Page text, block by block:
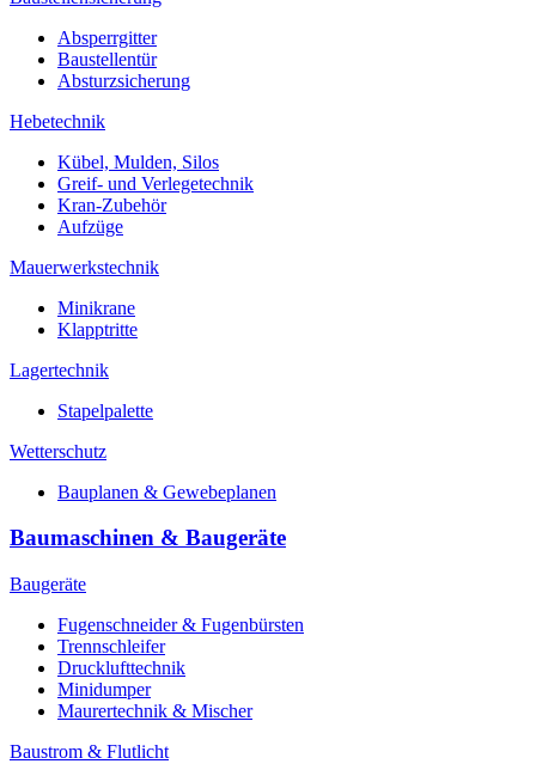
Absperrgitter
Baustellentür
Absturzsicherung
Hebetechnik
Kübel, Mulden, Silos
Greif- und Verlegetechnik
Kran-Zubehör
Aufzüge
Mauerwerkstechnik
Minikrane
Klapptritte
Lagertechnik
Stapelpalette
Wetterschutz
Bauplanen & Gewebeplanen
Baumaschinen & Baugeräte
Baugeräte
Fugenschneider & Fugenbürsten
Trennschleifer
Drucklufttechnik
Minidumper
Maurertechnik & Mischer
Baustrom & Flutlicht